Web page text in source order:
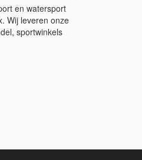
en watersport
Wij leveren onze
sportwinkels